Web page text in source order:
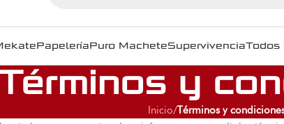
PapeleríaPuro MacheteSupervivenciaTodos
y
Inicio/Términos y